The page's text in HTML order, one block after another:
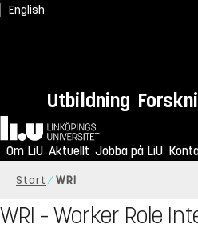
English
Utbildning
Hem
Om LiU Aktuellt Jobba på LiU
Start WRI
WRI – Worker Role